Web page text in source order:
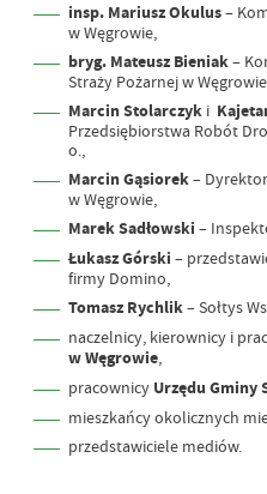
insp. Mariusz Okulus–
w Węgrowie,
bryg. Mateusz Bieniak–
Straży Pożarnej w
Marcin Stolarczyk i
Przedsiębiorstwa Robót
o.,
Marcin Gąsiorek–
w Węgrowie,
Marek Sadłowski –
Łukasz Górski –
firmy Domino,
Tomasz Rychlik–Sołtys
naczelnicy, kierownicy i
w Węgrowie,
pracownicy Urzędu Gminy
mieszkańcy okolicznych
przedstawiciele mediów.